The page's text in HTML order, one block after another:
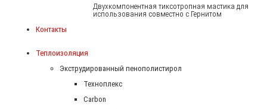
Двухкомпонентная тиксотропная мастика для
использования совместно с Гернитом
Контакты
Теплоизоляция
Экструдированный пенополистирол
Техноплекс
Carbon